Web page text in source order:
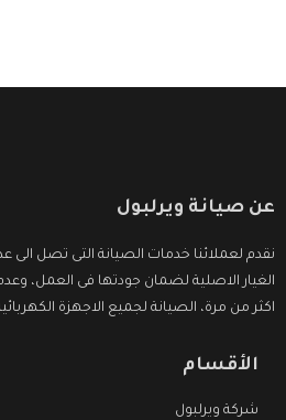
عن صيانة ويرلبول
نقدم لعملائنا خدمات الصيانة التى تصل
الغيار الاصلية لضمان جودتها فى العمل،
اكثر من مرة، الصيانة لجميع الاجهزة
الأقسام
شركة ويرلبول